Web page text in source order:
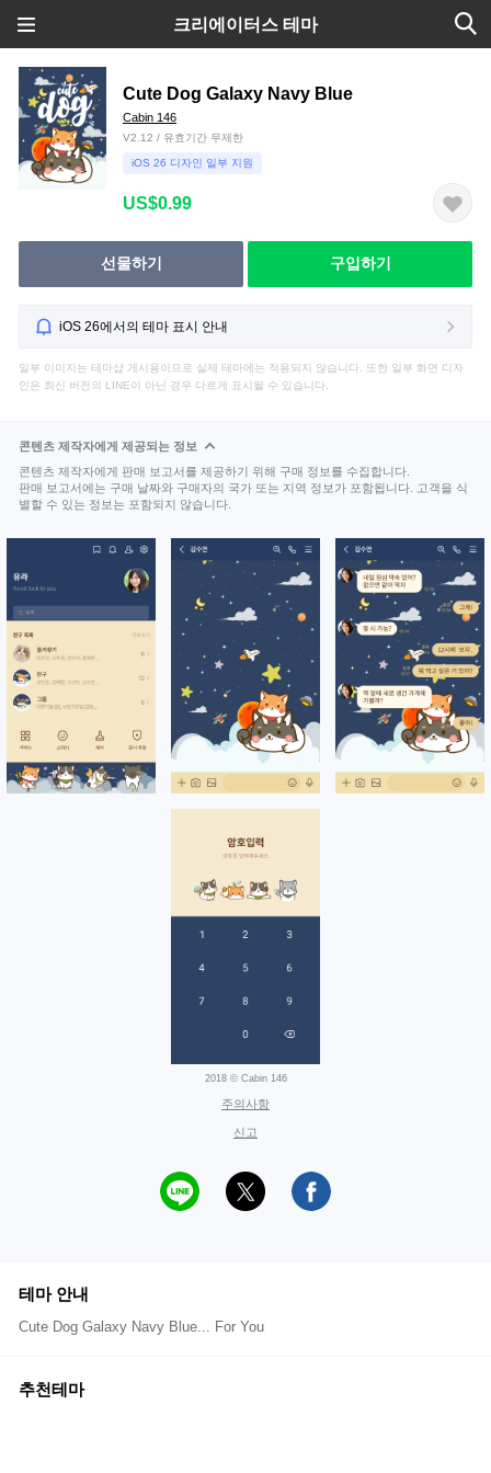
크리에이터스 테마
Cute Dog Galaxy Navy Blue
Cabin 146
V2.12 / 유효기간 무제한
iOS 26 디자인 일부 지원
US$0.99
선물하기 구입하기
iOS 26에서의 테마 표시 안내
일부 이미지는 테마샵 게시용이므로 실제 테마에는 적용되지 않습니다. 또한 일부 화면 디자
인은 최신 버전의 LINE이 아닌 경우 다르게 표시될 수 있습니다.
콘텐츠 제작자에게 제공되는 정보
콘텐츠 제작자에게 판매 보고서를 제공하기 위해 구매 정보를 수집합니다.
판매 보고서에는 구매 날짜와 구매자의 국가 또는 지역 정보가 포함됩니다. 고객을 식
별할 수 있는 정보는 포함되지 않습니다.
2018 © Cabin 146
주의사항
신고
테마 안내
Cute Dog Galaxy Navy Blue... For You
추천테마